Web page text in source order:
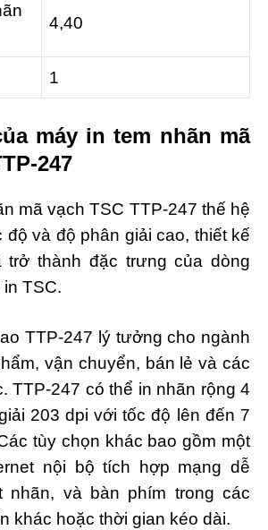
4,40
1
máy in tem nhãn mã
247
mã vạch TSC TTP-247 thế hệ
độ và độ phân giải cao, thiết kế
trở thành đặc trưng của dòng
TSC.
TTP-247 lý tưởng cho ngành
vận chuyển, bán lẻ và các
TTP-247 có thể in nhãn rộng 4
203 dpi với tốc độ lên đến 7
tùy chọn khác bao gồm một
nội bộ tích hợp mạng dễ
nhãn, và bàn phím trong các
khác hoặc thời gian kéo dài.